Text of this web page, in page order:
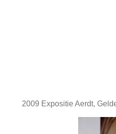
2009 Expositie Aerdt,